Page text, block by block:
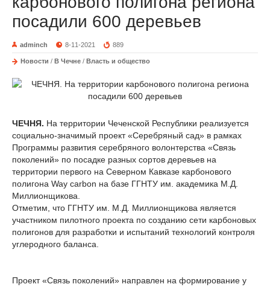
посадили 600 деревьев
adminch 8-11-2021 889
Новости / В Чечне / Власть и общество
ЧЕЧНЯ. На территории Чеченской Республики реализуется
социально-значимый проект «Серебряный сад» в рамках
Программы развития серебряного волонтерства «Связь
поколений» по посадке разных сортов деревьев на
территории первого на Северном Кавказе карбонового
полигона Way сarbon на базе ГГНТУ им. академика М.Д.
Миллионщикова.
Отметим, что ГГНТУ им. М.Д. Миллионщикова является
участником пилотного проекта по созданию сети карбоновых
полигонов для разработки и испытаний технологий контроля
углеродного баланса.
Проект «Связь поколений» направлен на формирование у